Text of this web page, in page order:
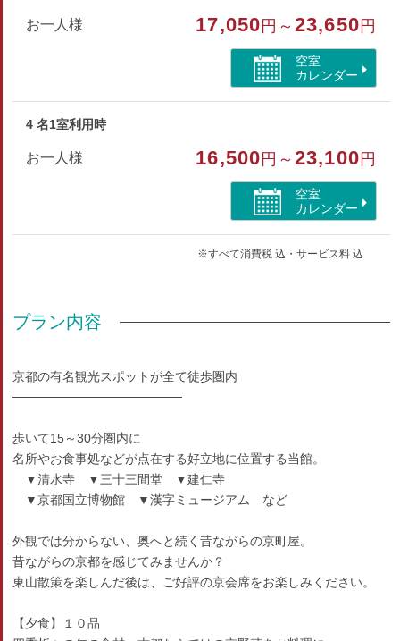
お一人様 17,050 円～23,650 円
空室
カレンダー
4 名1室利用時
お一人様 16,500 円～23,100 円
空室
カレンダー
※すべて消費税 込・サービス料 込
プラン内容
京都の有名観光スポットが全て徒歩圏内
───────────────────
歩いて15～30分圏内に
名所やお食事処などが点在する好立地に位置する当館。
▼清水寺 ▼三十三間堂 ▼建仁寺
▼京都国立博物館 ▼漢字ミュージアム など
外観では分からない、奥へと続く昔ながらの京町屋。
昔ながらの京都を感じてみませんか？
東山散策を楽しんだ後は、ご好評の京会席をお楽しみください。
【夕食】１０品